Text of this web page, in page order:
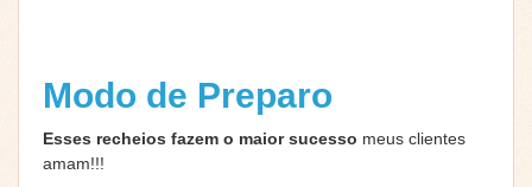
Modo de Preparo
Esses recheios fazem o maior sucesso meus clientes
amam!!!